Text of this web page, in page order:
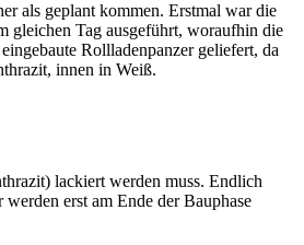
als geplant kommen. Erstmal war die
gleichen Tag ausgeführt, woraufhin die
Rollladenpanzer geliefert, da
innen in Weiß.
lackiert werden muss. Endlich
erst am Ende der Bauphase